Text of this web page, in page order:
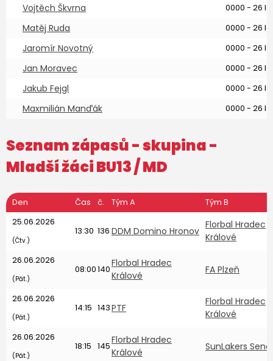
Vojtěch Škvrna 0000 - 26
Matěj Ruda 0000 - 26
Jaromír Novotný 0000 - 26
Jan Moravec 0000 - 26
Jakub Fejgl 0000 - 26
Maxmilián Manďák 0000 - 26
Seznam zápasů - skupina -
Mladší žáci BU13/ MD
Den Čas č. Tým A
Tým B
25.06.2026
(Čtv.)
13:30 136 DDM Domino Hronov
Florbal Hradec
Králové
26.06.2026
(Pát.)
08:00140
Florbal Hradec
Králové
FA Plzeň
26.06.2026
(Pát.)
14:15 143PTF
Florbal Hradec
Králové
26.06.2026
(Pát.)
18:15 145
Florbal Hradec
Králové
SunLakers